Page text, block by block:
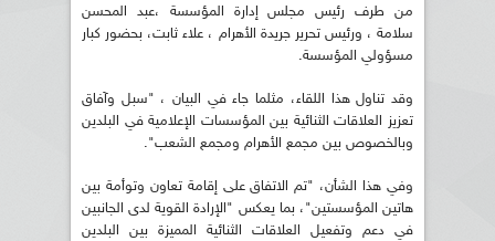
من طرف رئيس مجلس إدارة المؤسسة ،عبد المحسن
سلامة ، ورئيس تحرير جريدة الأهرام ، علاء ثابت، بحضور كبار
مسؤولي المؤسسة.
وقد تناول هذا اللقاء، مثلما جاء في البيان ، "سبل وآفاق
تعزيز العلاقات الثنائية بين المؤسسات الإعلامية في البلدين
وبالخصوص بين مجمع الأهرام ومجمع الشعب".
وفي هذا الشأن، "تم الاتفاق على إقامة تعاون وتوأمة بين
هاتين المؤسستين"، بما يعكس "الإرادة القوية لدى الجانبين
في دعم وتفعيل العلاقات الثنائية المميزة بين البلدين